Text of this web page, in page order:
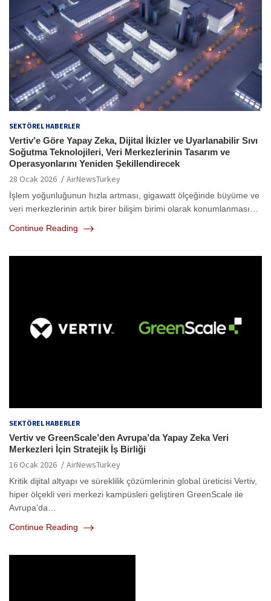
SEKTÖREL HABERLER
Vertiv’e Göre Yapay Zeka, Dijital İkizler ve Uyarlanabilir Sıvı
Soğutma Teknolojileri, Veri Merkezlerinin Tasarım ve
Operasyonlarını Yeniden Şekillendirecek
28 Ocak 2026 AirNewsTurkey
İşlem yoğunluğunun hızla artması, gigawatt ölçeğinde büyüme ve
veri merkezlerinin artık birer bilişim birimi olarak konumlanması…
Continue Reading
SEKTÖREL HABERLER
Vertiv ve GreenScale’den Avrupa’da Yapay Zeka Veri
Merkezleri İçin Stratejik İş Birliği
16 Ocak 2026 AirNewsTurkey
Kritik dijital altyapı ve süreklilik çözümlerinin global üreticisi Vertiv,
hiper ölçekli veri merkezi kampüsleri geliştiren GreenScale ile
Avrupa’da…
Continue Reading